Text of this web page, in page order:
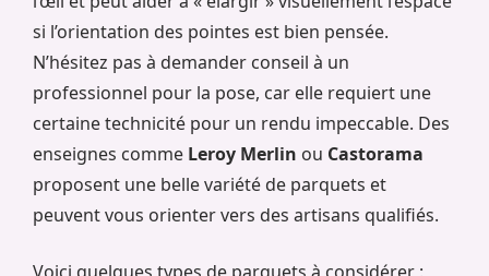
si l’orientation des pointes est bien pensée.
N’hésitez pas à demander conseil à un
professionnel pour la pose, car elle requiert une
certaine technicité pour un rendu impeccable. Des
enseignes comme Leroy Merlin ou Castorama
proposent une belle variété de parquets et
peuvent vous orienter vers des artisans qualifiés.